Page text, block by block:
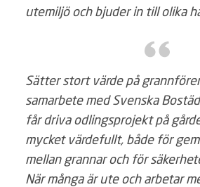
utemiljö och bjuder in till olika
Sätter stort värde på
samarbete med Svenska
får driva odlingsprojekt på
mycket värdefullt, både för
mellan grannar och för
När många är ute och arbetar